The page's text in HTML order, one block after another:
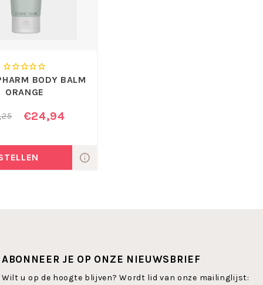
BODY BALM
ORANGE
€24,94
ABONNEER JE OP ONZE NIEUWSBRIEF
Wilt u op de hoogte blijven? Wordt lid van onze mailinglijst: